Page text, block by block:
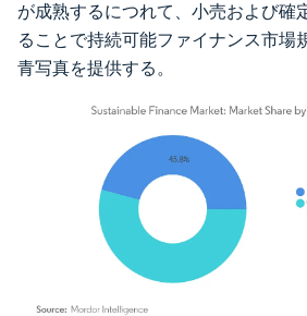
が成熟するにつれて、小売および確
ることで持続可能ファイナンス市場
青写真を提供する。